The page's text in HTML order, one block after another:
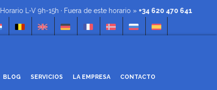
V 9h-15h · Fuera de este horario »+34 620 470 641
BLOG SERVICIOS LA EMPRESA CONTACTO